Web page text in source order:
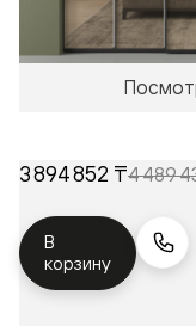
3 894 852 ₸4 489
В
корзину